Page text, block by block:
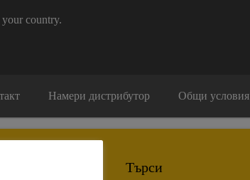
country.
Намери дистрибутор Общи условия